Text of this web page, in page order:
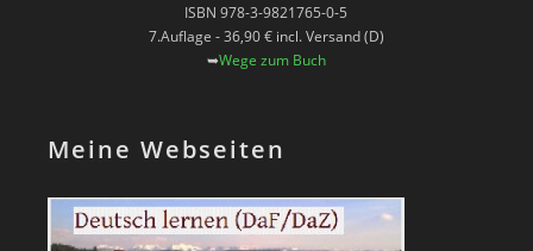
ISBN 978-3-9821765-0-5
7.Auflage - 36,90 € incl. Versand (D)
➥Wege zum Buch
Meine Webseiten